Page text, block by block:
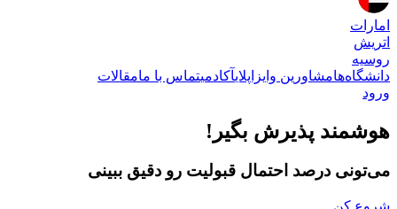
امارات
اتریش
روسیه
دانشگاه‌هامشاورین وایزاپلایآکادمیتماس با مامقالات
ورود
هوشمند پذیرش بگیر!
می‌تونی درصد احتمال قبولیت رو دقیق ببینی
شروع کن